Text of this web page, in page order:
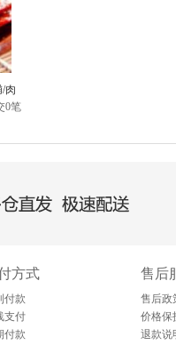
肉
0笔
发，极速配送
方式
付款
支付
付款
售后
售后政
价格保
退款说